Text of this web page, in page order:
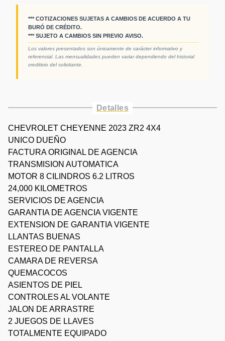
*** COTIZACIONES SUJETAS A CAMBIOS DE ACUERDO A TU
BURÓ DE CRÉDITO.
*** SUJETO A CAMBIOS SIN PREVIO AVISO.
Los valores presentados son únicamente de carácter informativo y
referencial. Las mensualidades pueden variar dependiendo del historial
crediticio del solicitante.
Detalles
CHEVROLET CHEYENNE 2023 ZR2 4X4
UNICO DUEÑO
FACTURA ORIGINAL DE AGENCIA
TRANSMISION AUTOMATICA
MOTOR 8 CILINDROS 6.2 LITROS
24,000 KILOMETROS
SERVICIOS DE AGENCIA
GARANTIA DE AGENCIA VIGENTE
EXTENSION DE GARANTIA VIGENTE
LLANTAS BUENAS
ESTEREO DE PANTALLA
CAMARA DE REVERSA
QUEMACOCOS
ASIENTOS DE PIEL
CONTROLES AL VOLANTE
JALON DE ARRASTRE
2 JUEGOS DE LLAVES
TOTALMENTE EQUIPADO